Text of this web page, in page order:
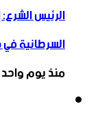
الرئيس
السرطانية في
منذ يوم واحد